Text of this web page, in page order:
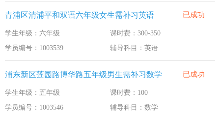
青浦区清浦平和双语六年级女生需补习英语 已成功
学生年级：六年级
课时费：300-350
学员编号：1003539
辅导科目：英语
浦东新区莲园路博华路五年级男生需补习数学 已成功
学生年级：五年级
课时费：100
学员编号：1003546
辅导科目：数学